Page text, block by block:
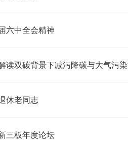
六中全会精神​
碳背景下减污降碳与大气污染治理 李松林解
休老同志​
三板年度论坛​